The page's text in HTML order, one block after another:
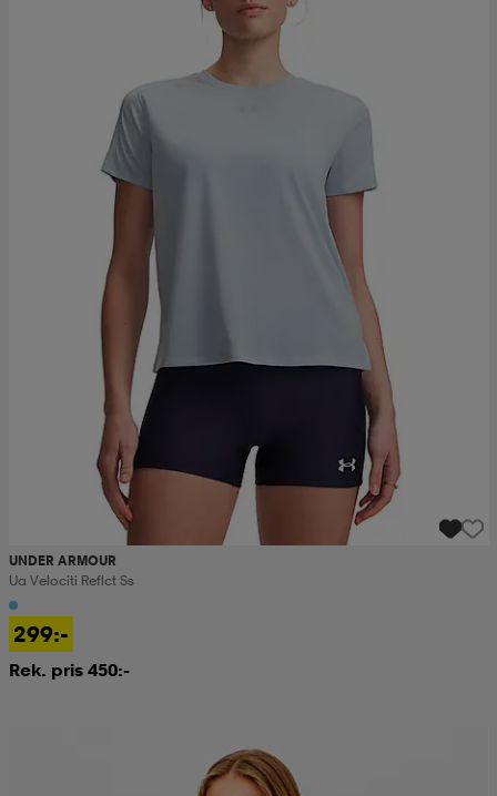
UNDER ARMOUR
Ua Velociti Reflct Ss
299:-
Rek. pris 450:-